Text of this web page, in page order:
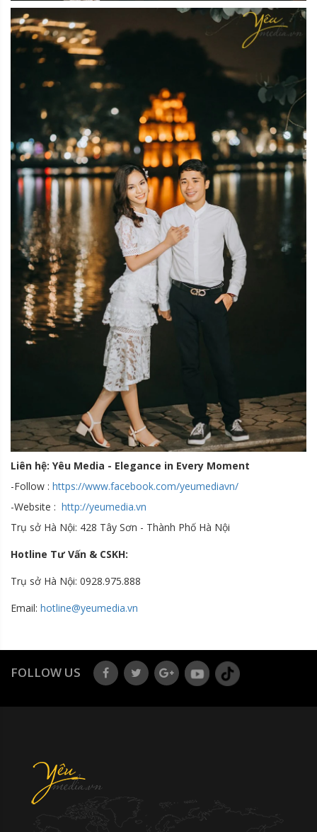
Liên hệ: Yêu Media - Elegance in Every Moment
-Follow : https://www.facebook.com/yeumediavn/
-Website : http://yeumedia.vn
Trụ sở Hà Nội: 428 Tây Sơn - Thành Phố Hà Nội
Hotline Tư Vấn & CSKH:
Trụ sở Hà Nội: 0928.975.888
Email: hotline@yeumedia.vn
FOLLOW US